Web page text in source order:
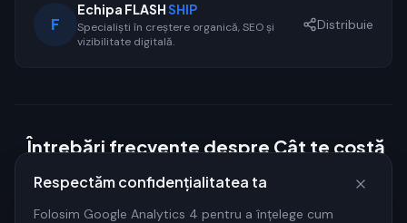
F
Echipa FLASHSHIP
Specialiști în creștere organică, SEO și
vizibilitate digitală.
Distribuie
❓
Întrebări frecvente despre Cât te costă
să NU ai site propriu dacă ai un hotel sau
o pensiune în România
Respectăm confidențialitatea ta
Folosim Google Analytics 4 pentru a înțelege cum